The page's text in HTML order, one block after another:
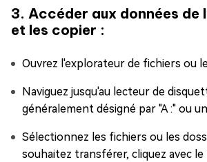
3. Accéder aux données de
et les copier :
Ouvrez l'explorateur de fichiers ou
Naviguez jusqu'au lecteur de
généralement désigné par "A :" ou
Sélectionnez les fichiers ou les
souhaitez transférer, cliquez avec